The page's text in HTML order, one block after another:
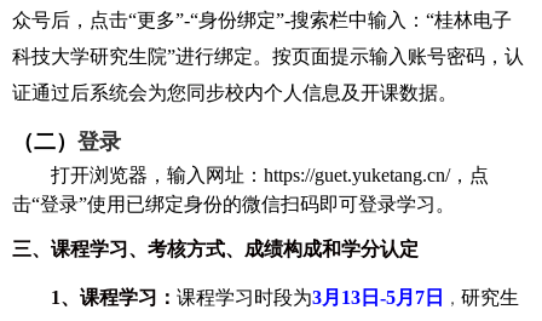
众号后，点击“更多”-“身份绑定”-搜索栏中输入：“桂林电子
科技大学研究生院”进行绑定。按页面提示输入账号密码，认
证通过后系统会为您同步校内个人信息及开课数据。
（二） 登录
打开浏览器，输入网址：https://guet.yuketang.cn/，点
击“登录”使用已绑定身份的微信扫码即可登录学习。
三、课程学习、考核方式、成绩构成和学分认定
1、课程学习： 课程学习时段为3月13日-5月7日 ， 研究生